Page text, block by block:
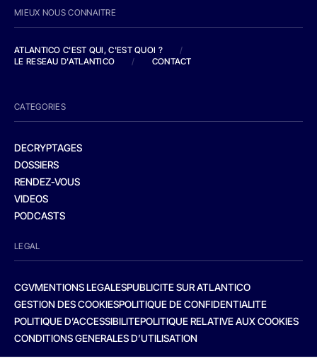
MIEUX NOUS CONNAITRE
ATLANTICO C'EST QUI, C'EST QUOI ?
/
LE RESEAU D'ATLANTICO
/ CONTACT
CATEGORIES
DECRYPTAGES
DOSSIERS
RENDEZ-VOUS
VIDEOS
PODCASTS
LEGAL
CGVMENTIONS LEGALESPUBLICITE SUR ATLANTICO
GESTION DES COOKIESPOLITIQUE DE CONFIDENTIALITE
POLITIQUE D’ACCESSIBILITEPOLITIQUE RELATIVE AUX COOKIES
CONDITIONS GENERALES D’UTILISATION